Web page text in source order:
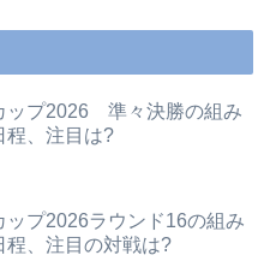
ップ2026 準々決勝の組み
程、注目は?
ップ2026ラウンド16の組み
程、注目の対戦は?